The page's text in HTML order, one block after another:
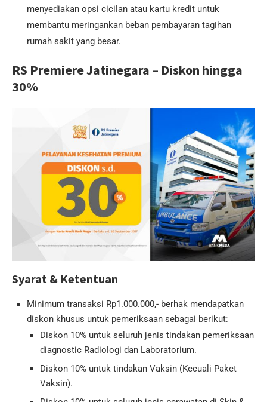
menyediakan opsi cicilan atau kartu kredit untuk
membantu meringankan beban pembayaran tagihan
rumah sakit yang besar.
RS Premiere Jatinegara – Diskon hingga
30%
Syarat & Ketentuan
Minimum transaksi Rp1.000.000,- berhak mendapatkan
diskon khusus untuk pemeriksaan sebagai berikut:
Diskon 10% untuk seluruh jenis tindakan pemeriksaan
diagnostic Radiologi dan Laboratorium.
Diskon 10% untuk tindakan Vaksin (Kecuali Paket
Vaksin).